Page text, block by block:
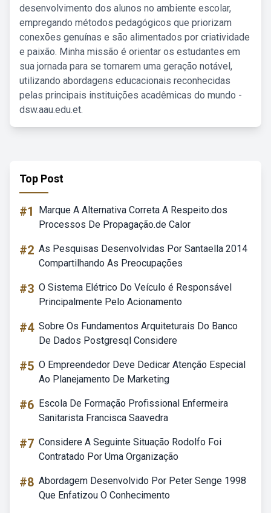
desenvolvimento dos alunos no ambiente escolar,
empregando métodos pedagógicos que priorizam
conexões genuínas e são alimentados por criatividade
e paixão. Minha missão é orientar os estudantes em
sua jornada para se tornarem uma geração notável,
utilizando abordagens educacionais reconhecidas
pelas principais instituições acadêmicas do mundo -
dsw.aau.edu.et.
Top Post
#1
Marque A Alternativa Correta A Respeito.dos
Processos De Propagação.de Calor
#2 As Pesquisas Desenvolvidas Por Santaella 2014
Compartilhando As Preocupações
#3 O Sistema Elétrico Do Veículo é Responsável
Principalmente Pelo Acionamento
#4 Sobre Os Fundamentos Arquiteturais Do Banco
De Dados Postgresql Considere
#5 O Empreendedor Deve Dedicar Atenção Especial
Ao Planejamento De Marketing
#6 Escola De Formação Profissional Enfermeira
Sanitarista Francisca Saavedra
#7 Considere A Seguinte Situação Rodolfo Foi
Contratado Por Uma Organização
#8 Abordagem Desenvolvido Por Peter Senge 1998
Que Enfatizou O Conhecimento